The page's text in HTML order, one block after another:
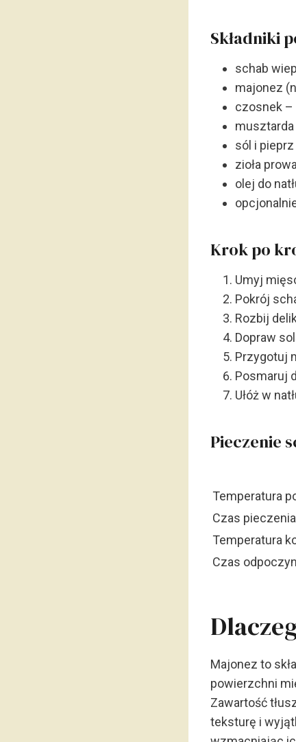
Składniki
schab
majonez
czosnek –
musztarda
sól i
zioła
olej do
Krok po
Umyj
Pokrój
Rozbij
Dopraw
Przygotuj
Posmaruj
Ułóż w
Pieczenie
Temperatura
Czas pieczenia
Temperatura
Czas
Majonez to
powierzchni
Zawartość
teksturę i